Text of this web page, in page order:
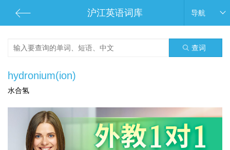
沪江英语词库 导航
查词
hydronium(ion)
水合氢